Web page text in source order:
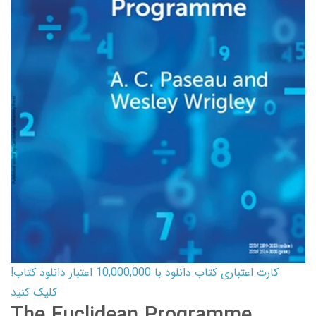
کارت اعتباری کتاب دانلود با 10,000,000 اعتبار دانلود کتاب!
کلیک کنید